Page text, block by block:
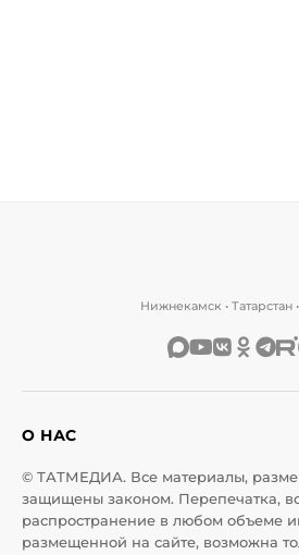
Нижнекамск • Татарстан
О НАС
© ТАТМЕДИА. Все материалы,
защищены законом. Перепечатка,
распространение в любом объеме
размещенной на сайте, возможна